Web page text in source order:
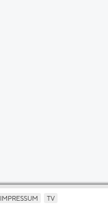
IMPRESSUM TV